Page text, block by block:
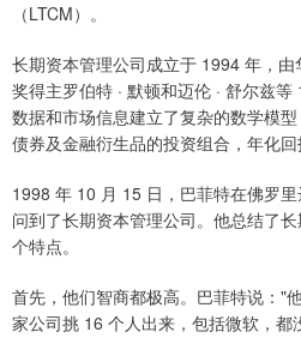
（LTCM）。
长期资本管理公司成立于 1994 年，
奖得主罗伯特 · 默顿和迈伦 · 舒尔兹
数据和市场信息建立了复杂的数学模
债券及金融衍生品的投资组合，年化回
1998 年 10 月 15 日，巴菲特在佛罗
问到了长期资本管理公司。他总结了
个特点。
首先，他们智商都极高。巴菲特说："
家公司挑 16 个人出来，包括微软，都